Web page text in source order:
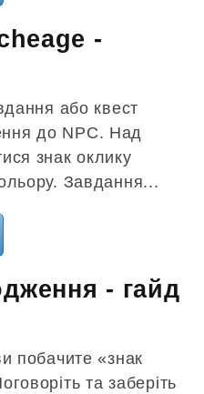
-
або квест
до NPC. Над
знак оклику
Завдання...
- гайд
побачите «знак
та заберіть